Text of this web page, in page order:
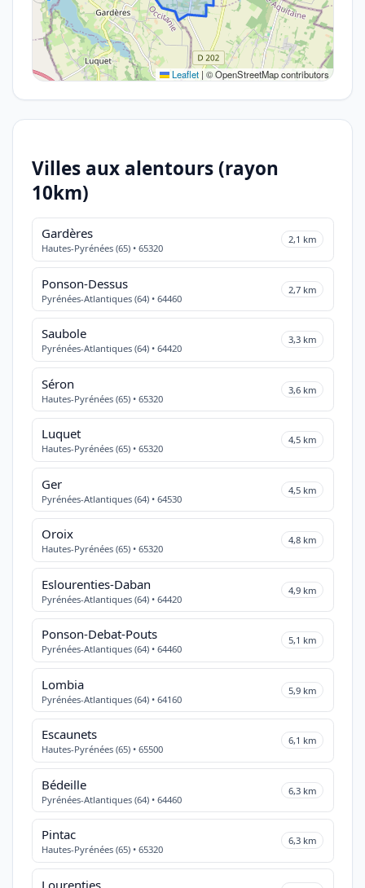
Leaflet | © OpenStreetMap contributors
Villes aux alentours (rayon
10km)
Gardères
Hautes-Pyrénées (65) • 65320
2,1 km
Ponson-Dessus
Pyrénées-Atlantiques (64) • 64460
2,7 km
Saubole
Pyrénées-Atlantiques (64) • 64420
3,3 km
Séron
Hautes-Pyrénées (65) • 65320
3,6 km
Luquet
Hautes-Pyrénées (65) • 65320
4,5 km
Ger
Pyrénées-Atlantiques (64) • 64530
4,5 km
Oroix
Hautes-Pyrénées (65) • 65320
4,8 km
Eslourenties-Daban
Pyrénées-Atlantiques (64) • 64420
4,9 km
Ponson-Debat-Pouts
Pyrénées-Atlantiques (64) • 64460
5,1 km
Lombia
Pyrénées-Atlantiques (64) • 64160
5,9 km
Escaunets
Hautes-Pyrénées (65) • 65500
6,1 km
Bédeille
Pyrénées-Atlantiques (64) • 64460
6,3 km
Pintac
Hautes-Pyrénées (65) • 65320
6,3 km
Lourenties